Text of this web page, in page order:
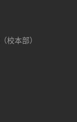
（校本部）